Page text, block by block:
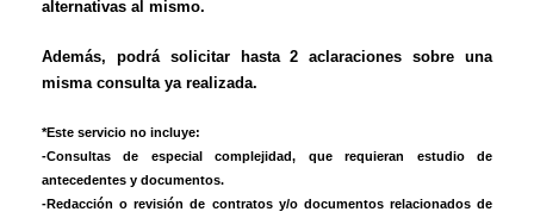
alternativas al mismo.
Además, podrá solicitar hasta 2 aclaraciones sobre una
misma consulta ya realizada.
*Este servicio no incluye:
-Consultas de especial complejidad, que requieran estudio de
antecedentes y documentos.
-Redacción o revisión de contratos y/o documentos relacionados de